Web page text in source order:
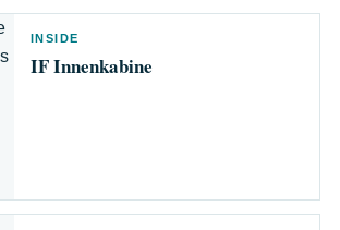
INSIDE
IF Innenkabine